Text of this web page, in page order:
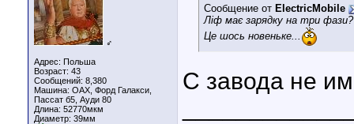
♂
Адрес: Польша
Возраст: 43
Сообщений: 8,380
Машина: ОАХ, Форд Галакси,
Пассат б5, Ауди 80
Длина: 52770мкм
Диаметр: 39мм
Сообщение от ElectricMobile
Ліф має зарядку на три фази?
Це шось новеньке...
С завода не